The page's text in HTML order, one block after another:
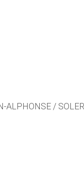
ALPHONSE /